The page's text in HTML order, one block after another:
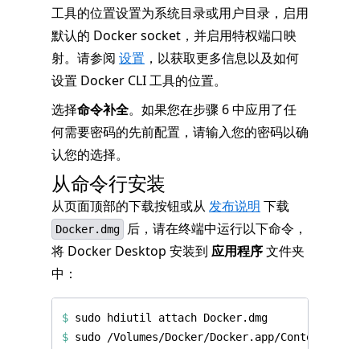
工具的位置设置为系统目录或用户目录，启用
默认的 Docker socket，并启用特权端口映
射。请参阅 设置 ，以获取更多信息以及如何
设置 Docker CLI 工具的位置。
选择命令补全。如果您在步骤 6 中应用了任
何需要密码的先前配置，请输入您的密码以确
认您的选择。
从命令行安装
从页面顶部的下载按钮或从 发布说明 下载
Docker.dmg
后，请在终端中运行以下命令，
将 Docker Desktop 安装到 应用程序文件夹
中：
$
$